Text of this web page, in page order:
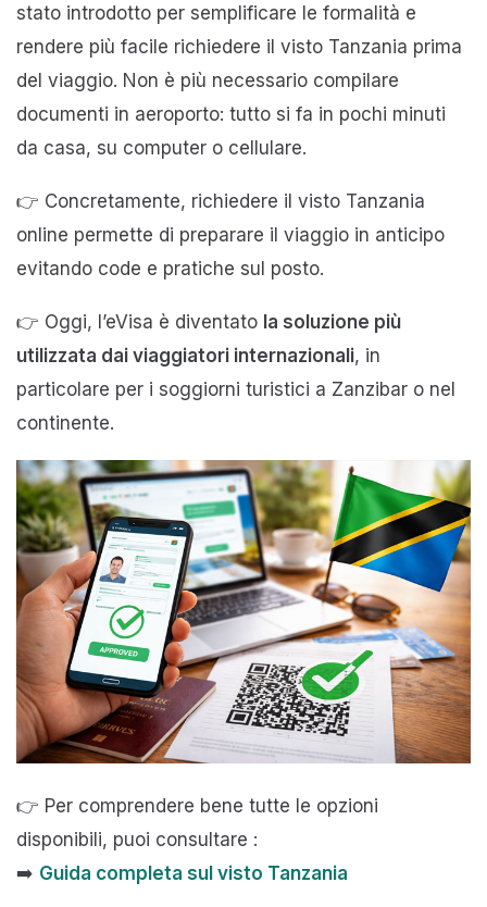
stato introdotto per semplificare le formalità e
rendere più facile richiedere il visto Tanzania prima
del viaggio. Non è più necessario compilare
documenti in aeroporto: tutto si fa in pochi minuti
da casa, su computer o cellulare.
👉 Concretamente, richiedere il visto Tanzania
online permette di preparare il viaggio in anticipo
evitando code e pratiche sul posto.
👉 Oggi, l’eVisa è diventato la soluzione più
utilizzata dai viaggiatori internazionali, in
particolare per i soggiorni turistici a Zanzibar o nel
continente.
👉 Per comprendere bene tutte le opzioni
disponibili, puoi consultare :
➡️ Guida completa sul visto Tanzania